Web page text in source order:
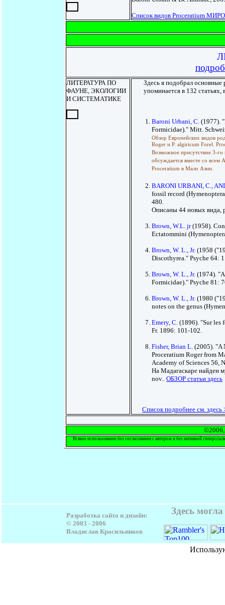
Список видов Proceratium
ЛИТЕРАТУРА ПО
ФАУНЕ, ЭКОЛОГИИ
И СИСТЕМАТИКЕ
Здесь я подобрал
упоминается в 132 статьях,
Baroni Urbani, C. (1977).
Formicidae)." Mitt.
Обзор Европейских видов
Roger и P. algiricum Forel.
Возможное присутствие 3-
обсуждается вместе со
Proceratium в Мало Азии.
BARONI URBANI, C.,
fossil record
480.
Описаны 44 новых вида,
Brown, W.L. jr(1958).
Ectatommini
Brown, W. L., Jr. (1958
Discothyrea." Psyche 64:
Brown, W. L., Jr. (1974).
Formicidae)." Psyche 81:
Brown, W. L., Jr. (1980
notes on the genus
Emery, C. (1896). "Sur les
Fr. 1896: 101-102.
Fisher, Brian L. (2005). "A
Proceratium Roger from
Academy of Sciences 56,
На Мадагаскаре найден
nov.. ОБЗОР статьи здесь
Список подробнее см. здесь
Всякое использование без согласования с автором и без активной
Разработка сайта и дизайн:
© 2003 - 2006
Владислав Красильников
Здесь